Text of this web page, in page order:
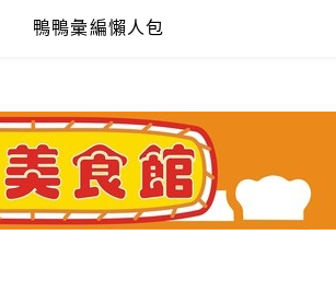
鴨鴨彙編懶人包